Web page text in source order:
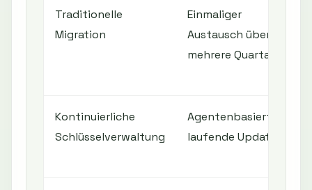
Traditionelle
Migration
Einmaliger
Austausch über
mehrere Quartale
Kontinuierliche
Schlüsselverwaltung
Agentenbasierte,
laufende Updates